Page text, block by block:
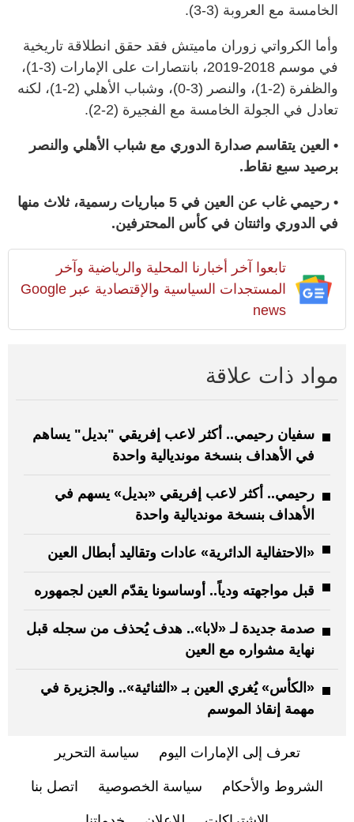
الخامسة مع العروبة (3-3).
وأما الكرواتي زوران ماميتش فقد حقق انطلاقة تاريخية
في موسم 2018-2019، بانتصارات على الإمارات (3-1)،
والظفرة (2-1)، والنصر (3-0)، وشباب الأهلي (2-1)، لكنه
تعادل في الجولة الخامسة مع الفجيرة (2-2).
• العين يتقاسم صدارة الدوري مع شباب الأهلي والنصر
برصيد سبع نقاط.
• رحيمي غاب عن العين في 5 مباريات رسمية، ثلاث منها
في الدوري واثنتان في كأس المحترفين.
تابعوا آخر أخبارنا المحلية والرياضية وآخر
المستجدات السياسية والإقتصادية عبر Google
news
مواد ذات علاقة
سفيان رحيمي.. أكثر لاعب إفريقي "بديل" يساهم
في الأهداف بنسخة مونديالية واحدة
رحيمي.. أكثر لاعب إفريقي «بديل» يسهم في
الأهداف بنسخة مونديالية واحدة
«الاحتفالية الدائرية» عادات وتقاليد أبطال العين
قبل مواجهته ودياً.. أوساسونا يقدّم العين لجمهوره
صدمة جديدة لـ «لابا».. هدف يُحذف من سجله قبل
نهاية مشواره مع العين
«الكأس» يُغري العين بـ «الثنائية».. والجزيرة في
مهمة إنقاذ الموسم
تعرف إلى الإمارات اليوم سياسة التحرير
الشروط والأحكام سياسة الخصوصية اتصل بنا